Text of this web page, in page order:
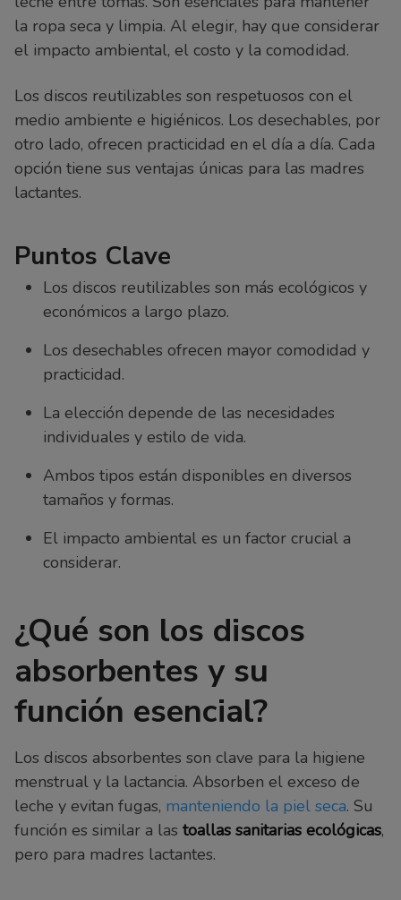
la ropa seca y limpia. Al elegir, hay que considerar
el impacto ambiental, el costo y la comodidad.
Los discos reutilizables son respetuosos con el
medio ambiente e higiénicos. Los desechables, por
otro lado, ofrecen practicidad en el día a día. Cada
opción tiene sus ventajas únicas para las madres
lactantes.
Puntos Clave
Los discos reutilizables son más ecológicos y
económicos a largo plazo.
Los desechables ofrecen mayor comodidad y
practicidad.
La elección depende de las necesidades
individuales y estilo de vida.
Ambos tipos están disponibles en diversos
tamaños y formas.
El impacto ambiental es un factor crucial a
considerar.
¿Qué son los discos
absorbentes y su
función esencial?
Los discos absorbentes son clave para la higiene
menstrual y la lactancia. Absorben el exceso de
leche y evitan fugas, manteniendo la piel seca. Su
función es similar a las toallas sanitarias ecológicas,
pero para madres lactantes.